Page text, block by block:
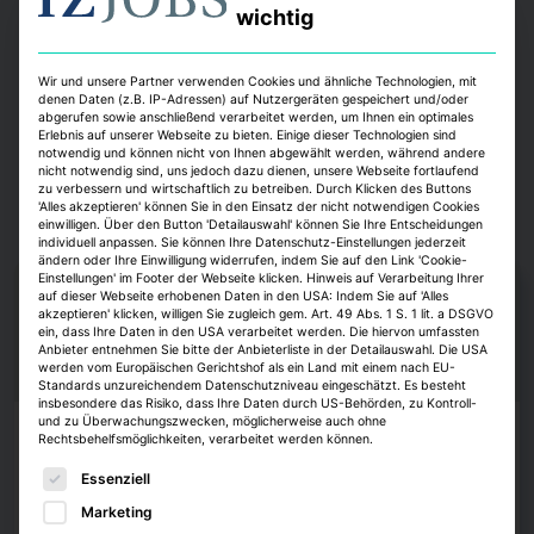
Ausbildungsstätten Büro/Praxen
Karl-Werner Schulte
Markus Amon
Tobias Just
Wolfgang Maennig
Köpfe
Strategis ernennt Roland D. Schleider zum
Head of Business Development
wichtig
Wir und unsere Partner verwenden Cookies und ähnliche Technologien, mit
denen Daten (z.B. IP-Adressen) auf Nutzergeräten gespeichert und/oder
abgerufen sowie anschließend verarbeitet werden, um Ihnen ein optimales
Erlebnis auf unserer Webseite zu bieten. Einige dieser Technologien sind
notwendig und können nicht von Ihnen abgewählt werden, während andere
nicht notwendig sind, uns jedoch dazu dienen, unsere Webseite fortlaufend
zu verbessern und wirtschaftlich zu betreiben. Durch Klicken des Buttons
'Alles akzeptieren' können Sie in den Einsatz der nicht notwendigen Cookies
einwilligen. Über den Button 'Detailauswahl' können Sie Ihre Entscheidungen
individuell anpassen. Sie können Ihre Datenschutz-Einstellungen jederzeit
ändern oder Ihre Einwilligung widerrufen, indem Sie auf den Link 'Cookie-
Einstellungen' im Footer der Webseite klicken. Hinweis auf Verarbeitung Ihrer
auf dieser Webseite erhobenen Daten in den USA: Indem Sie auf 'Alles
akzeptieren' klicken, willigen Sie zugleich gem. Art. 49 Abs. 1 S. 1 lit. a DSGVO
ein, dass Ihre Daten in den USA verarbeitet werden. Die hiervon umfassten
Anbieter entnehmen Sie bitte der Anbieterliste in der Detailauswahl. Die USA
werden vom Europäischen Gerichtshof als ein Land mit einem nach EU-
Standards unzureichendem Datenschutzniveau eingeschätzt. Es besteht
insbesondere das Risiko, dass Ihre Daten durch US-Behörden, zu Kontroll-
und zu Überwachungszwecken, möglicherweise auch ohne
Rechtsbehelfsmöglichkeiten, verarbeitet werden können.
Es folgt eine Liste der Service-Gruppen, für die eine
Essenziell
Marketing